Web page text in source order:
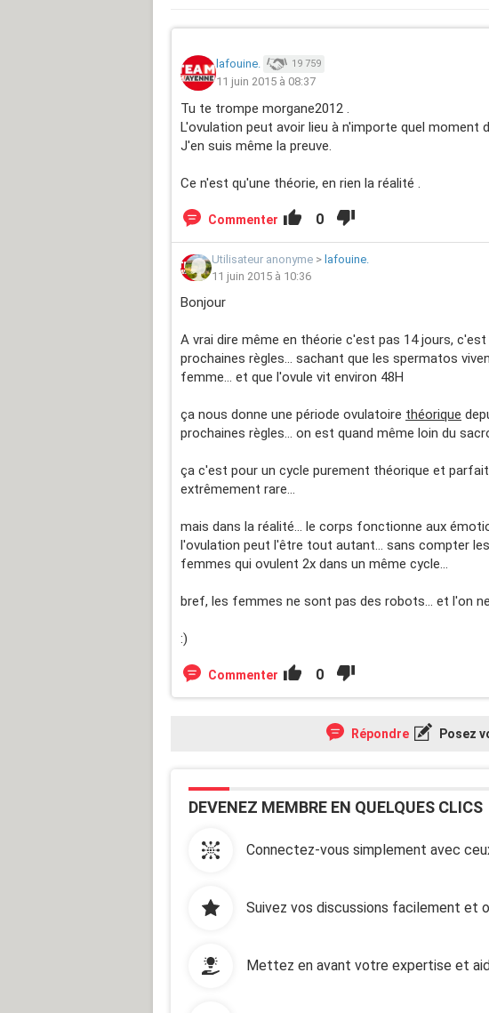
lafouine. 19 759
11 juin 2015 à 08:37
Tu te trompe morgane2012 .
L'ovulation peut avoir lieu à n'importe quel moment
J'en suis même la preuve.
Ce n'est qu'une théorie, en rien la réalité .
Commenter 0
Utilisateur anonyme > lafouine.
11 juin 2015 à 10:36
Bonjour
A vrai dire même en théorie c'est pas 14 jours,
prochaines règles... sachant que les spermatos
femme... et que l'ovule vit environ 48H
ça nous donne une période ovulatoire théorique
prochaines règles... on est quand même loin du
ça c'est pour un cycle purement théorique et
extrêmement rare...
mais dans la réalité... le corps fonctionne aux
l'ovulation peut l'être tout autant... sans compter
femmes qui ovulent 2x dans un même cycle...
bref, les femmes ne sont pas des robots... et l'on ne
:)
Commenter 0
Répondre Posez
DEVENEZ MEMBRE EN QUELQUES CLICS
Connectez-vous simplement avec
Suivez vos discussions facilement et
Mettez en avant votre expertise et